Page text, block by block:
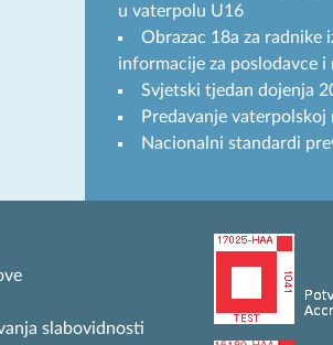
u vaterpolu U16
Obrazac 18a za radnike
informacije za poslodavce i
Svjetski tjedan dojenja
Predavanje
Nacionalni standardi
slabovidnosti